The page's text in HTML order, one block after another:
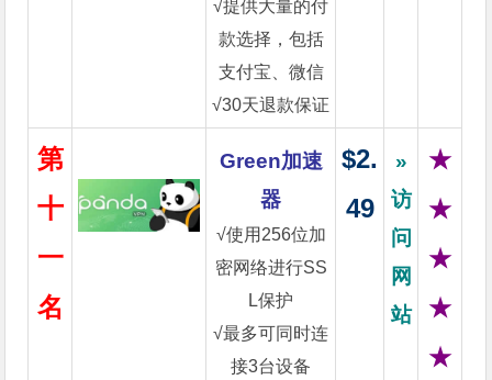
√提供大量的付
款选择，包括
支付宝、微信
√30天退款保证
第
十
一
名
Green加速
器
√使用256位加
密网络进行SS
L保护
√最多可同时连
接3台设备
$2.
49
»
访
问
网
站
★
★
★
★
★